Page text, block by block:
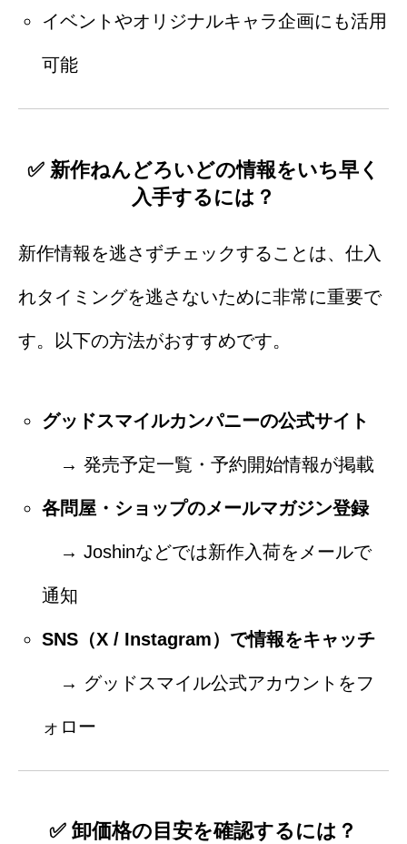
イベントやオリジナルキャラ企画にも活用
可能
✅ 新作ねんどろいどの情報をいち早く
入手するには？
新作情報を逃さずチェックすることは、仕入
れタイミングを逃さないために非常に重要で
す。以下の方法がおすすめです。
グッドスマイルカンパニーの公式サイト
→ 発売予定一覧・予約開始情報が掲載
各問屋・ショップのメールマガジン登録
→ Joshinなどでは新作入荷をメールで
通知
SNS（X / Instagram）で情報をキャッチ
→ グッドスマイル公式アカウントをフ
ォロー
✅ 卸価格の目安を確認するには？